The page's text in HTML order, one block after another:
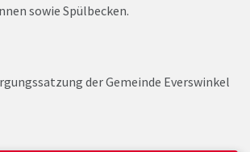
sowie Spülbecken.
der Gemeinde Everswinkel